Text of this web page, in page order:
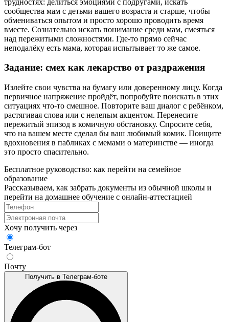
сообщества мам с детьми вашего возраста и старше, чтобы
обмениваться опытом и просто хорошо проводить время
вместе. Сознательно искать понимание среди мам, смеяться
над пережитыми сложностями. Где-то прямо сейчас
неподалёку есть мама, которая испытывает то же самое.
Задание: смех как лекарство от раздражения
Излейте свои чувства на бумагу или доверенному лицу. Когда
первичное напряжение пройдёт, попробуйте поискать в этих
ситуациях что-то смешное. Повторите ваш диалог с ребёнком,
растягивая слова или с нелепым акцентом. Перенесите
пережитый эпизод в комичную обстановку. Спросите себя,
что на вашем месте сделал бы ваш любимый комик. Поищите
вдохновения в пабликах с мемами о материнстве — иногда
это просто спасительно.
Бесплатное руководство: как перейти на семейное
образование
Рассказываем, как забрать документы из обычной школы и
перейти на домашнее обучение с онлайн‑аттестацией
Хочу получить через
Телеграм-бот
Почту
Получить в Телеграм-боте